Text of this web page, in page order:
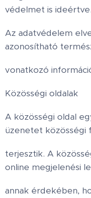
védelmet is ideértve.
Az adatvédelem
azonosítható
vonatkozó
Közösségi oldalak
A közösségi oldal
üzenetet közösségi
terjesztik. A
online megjelenési
annak érdekében,